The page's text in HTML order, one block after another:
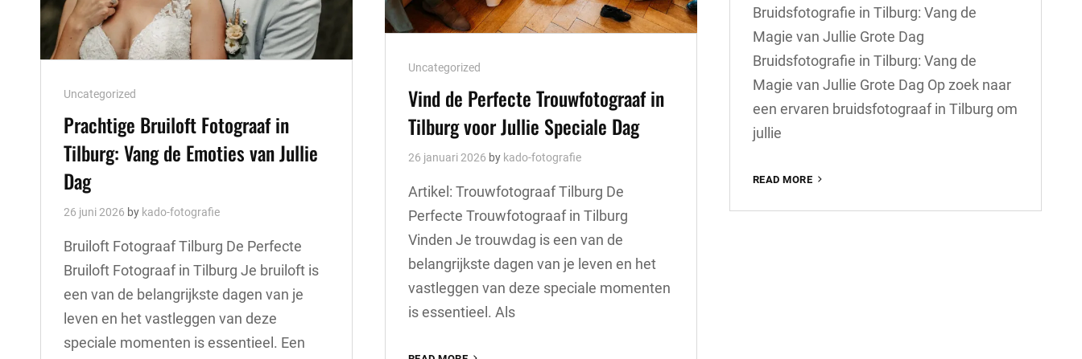
Cat
Links
Uncategorized
Prachtige Bruiloft Fotograaf in
Tilburg: Vang de Emoties van Jullie
Dag
26 juni 2026 by kado-fotografie
Bruiloft Fotograaf Tilburg De Perfecte
Bruiloft Fotograaf in Tilburg Je bruiloft is
een van de belangrijkste dagen van je
leven en het vastleggen van deze
speciale momenten is essentieel. Een
Cat
Links
Uncategorized
Vind de Perfecte Trouwfotograaf in
Tilburg voor Jullie Speciale Dag
26 januari 2026 by kado-fotografie
Artikel: Trouwfotograaf Tilburg De
Perfecte Trouwfotograaf in Tilburg
Vinden Je trouwdag is een van de
belangrijkste dagen van je leven en het
vastleggen van deze speciale momenten
is essentieel. Als
Bruidsfotografie in Tilburg: Vang de
Magie van Jullie Grote Dag
Bruidsfotografie in Tilburg: Vang de
Magie van Jullie Grote Dag Op zoek naar
een ervaren bruidsfotograaf in Tilburg om
jullie
READ MORE
IN